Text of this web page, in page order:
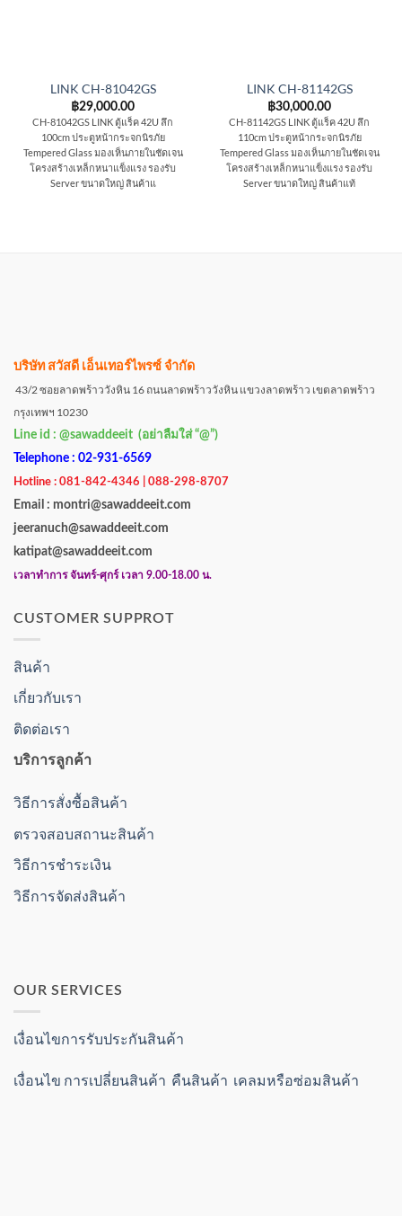
LINK CH-81042GS
฿29,000.00
CH-81042GS LINK ตู้แร็ค 42U ลึก
100cm ประตูหน้ากระจกนิรภัย
Tempered Glass มองเห็นภายในชัดเจน
โครงสร้างเหล็กหนาแข็งแรง รองรับ
Server ขนาดใหญ่ สินค้าแ
LINK CH-81142GS
฿30,000.00
CH-81142GS LINK ตู้แร็ค 42U ลึก
110cm ประตูหน้ากระจกนิรภัย
Tempered Glass มองเห็นภายในชัดเจน
โครงสร้างเหล็กหนาแข็งแรง รองรับ
Server ขนาดใหญ่ สินค้าแท้
บริษัท สวัสดี เอ็นเทอร์ไพรซ์ จำกัด
43/2 ซอยลาดพร้าววังหิน 16 ถนนลาดพร้าววังหิน แขวงลาดพร้าว เขตลาดพร้าว
กรุงเทพฯ 10230
Line id : @sawaddeeit (อย่าลืมใส่ “@”)
Telephone : 02-931-6569
Hotline : 081-842-4346 | 088-298-8707
Email : montri@sawaddeeit.com
jeeranuch@sawaddeeit.com
katipat@sawaddeeit.com
เวลาทำการ จันทร์-ศุกร์ เวลา 9.00-18.00 น.
CUSTOMER SUPPROT
สินค้า
เกี่ยวกับเรา
ติดต่อเรา
บริการลูกค้า
วิธีการสั่งซื้อสินค้า
ตรวจสอบสถานะสินค้า
วิธีการชำระเงิน
วิธีการจัดส่งสินค้า
OUR SERVICES
เงื่อนไขการรับประกันสินค้า
เงื่อนไข การเปลี่ยนสินค้า คืนสินค้า เคลมหรือซ่อมสินค้า